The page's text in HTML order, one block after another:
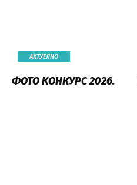
АКТУЕЛНО
ФОТО КОНКУРС 2026.